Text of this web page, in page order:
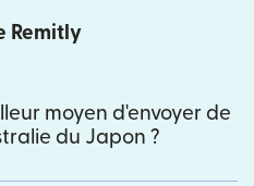
Remitly
moyen d'envoyer de
du Japon ?